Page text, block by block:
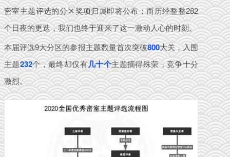
密室主题评选的分区奖项归属即将公布；而历经整整282
个日夜的更迭，我们也终于迎来了这一激动人心的时刻。
本届评选9大分区的参报主题数量首次突破800大关，入围
主题232个，最终却仅有几十个主题摘得殊荣，竞争十分
激烈。